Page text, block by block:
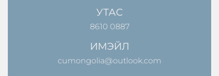
УТАС
8610 0887
ИМЭЙЛ
cumongolia@outlook.com